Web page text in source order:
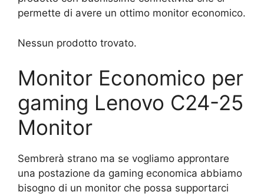
permette di avere un ottimo monitor economico.
Nessun prodotto trovato.
Monitor Economico per
gaming Lenovo C24-25
Monitor
Sembrerà strano ma se vogliamo approntare
una postazione da gaming economica abbiamo
bisogno di un monitor che possa supportarci